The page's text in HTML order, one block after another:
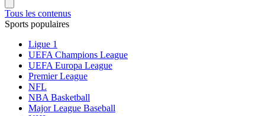
Tous les contenus
Sports populaires
Ligue 1
UEFA Champions League
UEFA Europa League
Premier League
NFL
NBA Basketball
Major League Baseball